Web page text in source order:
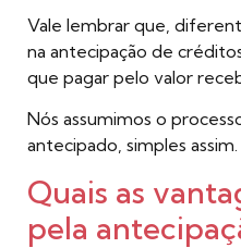
Vale lembrar que,
na antecipação de
que pagar pelo valor
Nós assumimos o
antecipado, simples assim.
Quais as
pela